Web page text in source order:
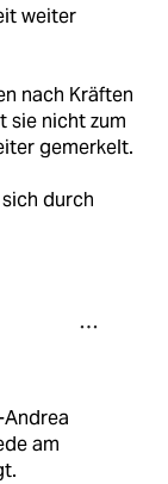
weiter
nach Kräften
sie nicht zum
gemerkelt.
durch
am